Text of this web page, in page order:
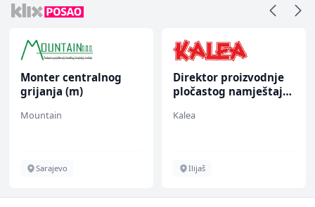
Monter centralnog
grijanja (m)
Mountain
Sarajevo
Direktor proizvodnje
pločastog namještaja
Kalea
Ilijaš